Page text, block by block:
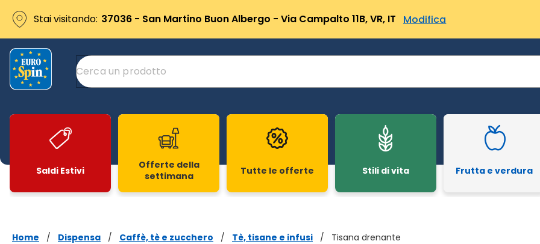
Stai visitando: 37036 - San Martino Buon Albergo - Via Campalto 11B, VR, IT Modifica
Saldi Estivi
Offerte della
settimana
Tutte le offerte Stili di vita Frutta e verdura
Home / Dispensa / Caffè, tè e zucchero / Tè, tisane e infusi / Tisana drenante